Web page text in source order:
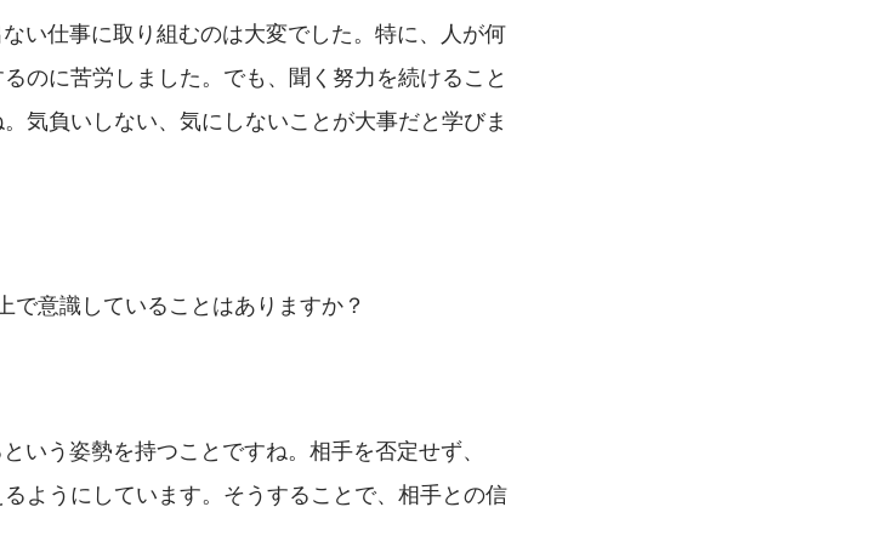
い仕事に取り組むのは大変でした。特に、人が何
のに苦労しました。でも、聞く努力を続けること
気負いしない、気にしないことが大事だと学びま
意識していることはありますか？
いう姿勢を持つことですね。相手を否定せず、
ようにしています。そうすることで、相手との信